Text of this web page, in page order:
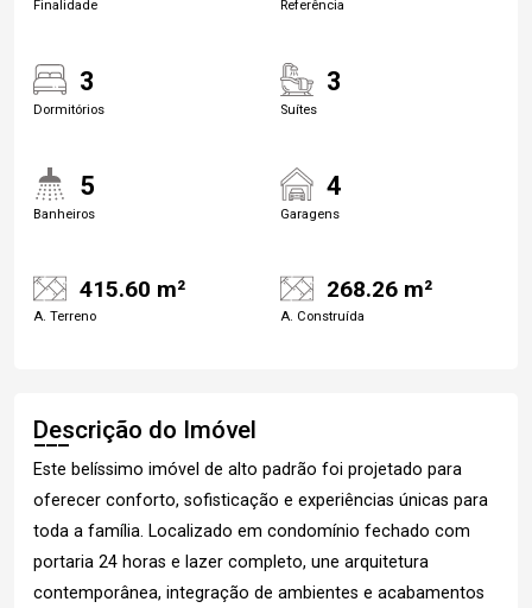
Finalidade Referência
3
Dormitórios
3
Suítes
5
Banheiros
4
Garagens
415.60 m²
A. Terreno
268.26 m²
A. Construída
Descrição do Imóvel
Este belíssimo imóvel de alto padrão foi projetado para
oferecer conforto, sofisticação e experiências únicas para
toda a família. Localizado em condomínio fechado com
portaria 24 horas e lazer completo, une arquitetura
contemporânea, integração de ambientes e acabamentos